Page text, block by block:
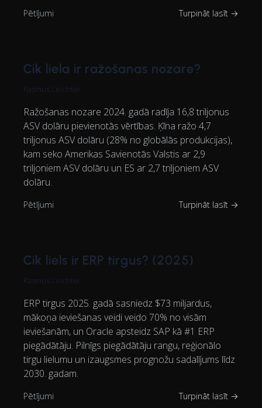
Pētījumi Turpināt lasīt →
Cik liela ir ražošanas nozare?
Rasmus Leichter
Ražošanas nozare 2024. gadā radīja 16,8 triljonus
ASV dolāru pievienotās vērtības. Ķīna ražo 4,7
triljonus ASV dolāru (28% no globālās produkcijas),
kam seko Amerikas Savienotās Valstis ar 2,9
triljoniem ASV dolāru un ES ar 2,7 triljoniem ASV
dolāru.
Pētījumi Turpināt lasīt →
Cik liels ir ERP tirgus? (2025)
Rasmus Leichter
ERP tirgus 2025. gadā sasniedz $73 miljardus,
mākoņa ieviešanas veidi veido 70% no visām
ieviešanām, un Oracle apsteidz SAP kā #1 ERP
piegādātāju. Pilnīgs piegādātāju rangu, reģionālo
tirgu lielumu un izaugsmes prognožu sadalījums līdz
2030. gadam.
Pētījumi Turpināt lasīt →